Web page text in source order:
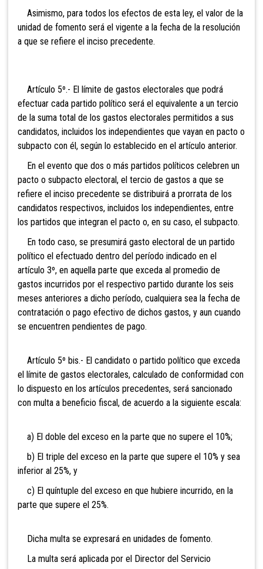
Asimismo, para todos los efectos de esta ley, el valor de la
unidad de fomento será el vigente a la fecha de la resolución
a que se refiere el inciso precedente.
Artículo 5º.- El límite de gastos electorales que podrá
efectuar cada partido político será el equivalente a un tercio
de la suma total de los gastos electorales permitidos a sus
candidatos, incluidos los independientes que vayan en pacto o
subpacto con él, según lo establecido en el artículo anterior.
En el evento que dos o más partidos políticos celebren un
pacto o subpacto electoral, el tercio de gastos a que se
refiere el inciso precedente se distribuirá a prorrata de los
candidatos respectivos, incluidos los independientes, entre
los partidos que integran el pacto o, en su caso, el subpacto.
En todo caso, se presumirá gasto electoral de un partido
político el efectuado dentro del período indicado en el
artículo 3º, en aquella parte que exceda al promedio de
gastos incurridos por el respectivo partido durante los seis
meses anteriores a dicho período, cualquiera sea la fecha de
contratación o pago efectivo de dichos gastos, y aun cuando
se encuentren pendientes de pago.
Artículo 5º bis.- El candidato o partido político que exceda
el límite de gastos electorales, calculado de conformidad con
lo dispuesto en los artículos precedentes, será sancionado
con multa a beneficio fiscal, de acuerdo a la siguiente escala:
a) El doble del exceso en la parte que no supere el 10%;
b) El triple del exceso en la parte que supere el 10% y sea
inferior al 25%, y
c) El quíntuple del exceso en que hubiere incurrido, en la
parte que supere el 25%.
Dicha multa se expresará en unidades de fomento.
La multa será aplicada por el Director del Servicio